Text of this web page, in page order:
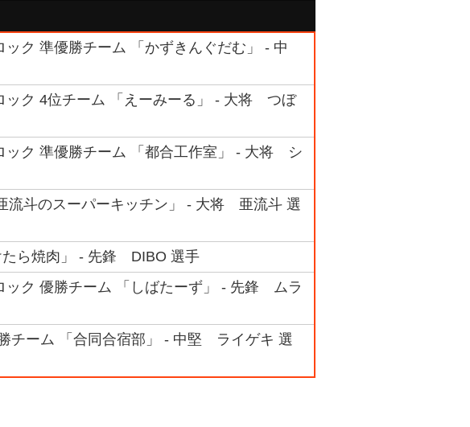
ク 準優勝チーム 「かずきんぐだむ」 - 中
ック 4位チーム 「えーみーる」 - 大将 つぼ
ック 準優勝チーム 「都合工作室」 - 大将 シ
流斗のスーパーキッチン」 - 大将 亜流斗 選
たら焼肉」 - 先鋒 DIBO 選手
ック 優勝チーム 「しばたーず」 - 先鋒 ムラ
チーム 「合同合宿部」 - 中堅 ライゲキ 選